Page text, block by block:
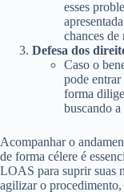
esses
chances de
Defesa dos
Caso o
pode entrar
forma
buscando
Acompanhar o
de forma célere é
LOAS para suprir suas
agilizar o procedimento,